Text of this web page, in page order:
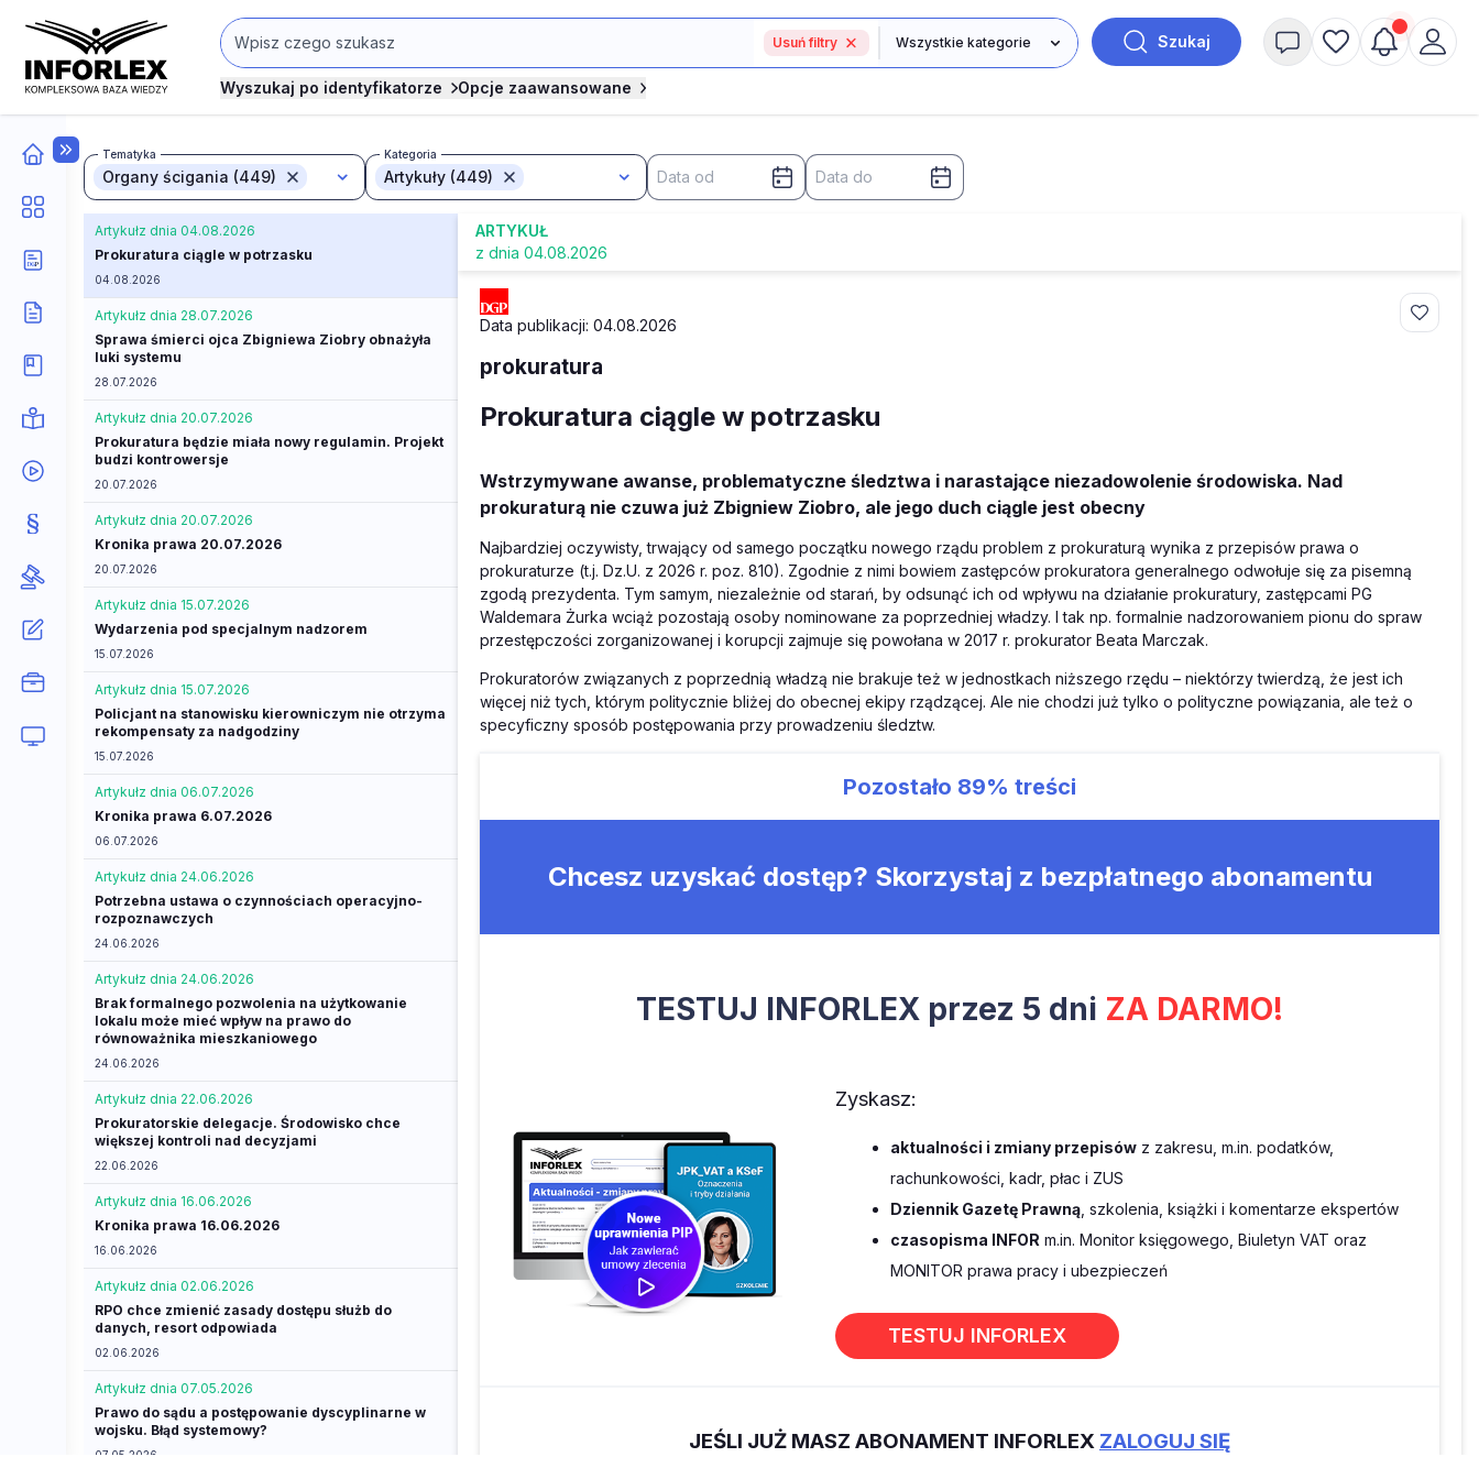
Usuń filtry Szukaj
Wyszukaj po identyfikatorze Opcje zaawansowane
Tematyka
Organy ścigania (449)
Kategoria
Artykuły (449)
Artykułz dnia 04.08.2026
Prokuratura ciągle w potrzasku
04.08.2026
Artykułz dnia 28.07.2026
Sprawa śmierci ojca Zbigniewa Ziobry obnażyła
luki systemu
28.07.2026
Artykułz dnia 20.07.2026
Prokuratura będzie miała nowy regulamin. Projekt
budzi kontrowersje
20.07.2026
Artykułz dnia 20.07.2026
Kronika prawa 20.07.2026
20.07.2026
Artykułz dnia 15.07.2026
Wydarzenia pod specjalnym nadzorem
15.07.2026
Artykułz dnia 15.07.2026
Policjant na stanowisku kierowniczym nie otrzyma
rekompensaty za nadgodziny
15.07.2026
Artykułz dnia 06.07.2026
Kronika prawa 6.07.2026
06.07.2026
Artykułz dnia 24.06.2026
Potrzebna ustawa o czynnościach operacyjno-
rozpoznawczych
24.06.2026
Artykułz dnia 24.06.2026
Brak formalnego pozwolenia na użytkowanie
lokalu może mieć wpływ na prawo do
równoważnika mieszkaniowego
24.06.2026
Artykułz dnia 22.06.2026
Prokuratorskie delegacje. Środowisko chce
większej kontroli nad decyzjami
22.06.2026
Artykułz dnia 16.06.2026
Kronika prawa 16.06.2026
16.06.2026
Artykułz dnia 02.06.2026
RPO chce zmienić zasady dostępu służb do
danych, resort odpowiada
02.06.2026
Artykułz dnia 07.05.2026
Prawo do sądu a postępowanie dyscyplinarne w
wojsku. Błąd systemowy?
07.05.2026
ARTYKUŁ
z dnia 04.08.2026
Data publikacji: 04.08.2026
prokuratura
Prokuratura ciągle w potrzasku
Wstrzymywane awanse, problematyczne śledztwa i narastające niezadowolenie środowiska. Nad
prokuraturą nie czuwa już Zbigniew Ziobro, ale jego duch ciągle jest obecny
Najbardziej oczywisty, trwający od samego początku nowego rządu problem z prokuraturą wynika z przepisów prawa o
prokuraturze (t.j. Dz.U. z 2026 r. poz. 810). Zgodnie z nimi bowiem zastępców prokuratora generalnego odwołuje się za pisemną
zgodą prezydenta. Tym samym, niezależnie od starań, by odsunąć ich od wpływu na działanie prokuratury, zastępcami PG
Waldemara Żurka wciąż pozostają osoby nominowane za poprzedniej władzy. I tak np. formalnie nadzorowaniem pionu do spraw
przestępczości zorganizowanej i korupcji zajmuje się powołana w 2017 r. prokurator Beata Marczak.
Prokuratorów związanych z poprzednią władzą nie brakuje też w jednostkach niższego rzędu – niektórzy twierdzą, że jest ich
więcej niż tych, którym politycznie bliżej do obecnej ekipy rządzącej. Ale nie chodzi już tylko o polityczne powiązania, ale też o
specyficzny sposób postępowania przy prowadzeniu śledztw.
Pozostało 89% treści
Chcesz uzyskać dostęp? Skorzystaj z bezpłatnego abonamentu
TESTUJ INFORLEX przez 5 dni ZA DARMO!
Zyskasz:
aktualności i zmiany przepisówz zakresu, m.in. podatków,
rachunkowości, kadr, płac i ZUS
Dziennik Gazetę Prawną, szkolenia, książki i komentarze ekspertów
czasopisma INFOR m.in. Monitor księgowego, Biuletyn VAT oraz
MONITOR prawa pracy i ubezpieczeń
TESTUJ INFORLEX
JEŚLI JUŻ MASZ ABONAMENT INFORLEX ZALOGUJ SIĘ